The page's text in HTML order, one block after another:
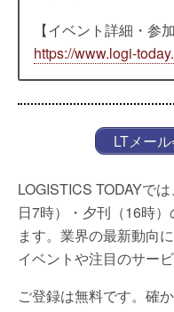
【イベント詳細・参
https://www.logi-
LTメー
LOGISTICS TODAYで
日7時）・夕刊（16時
ます。業界の最新動向
イベントや注目のサー
ご登録は無料です。確